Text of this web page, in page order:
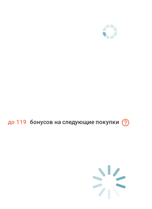
до 119 бонусов на следующие покупки